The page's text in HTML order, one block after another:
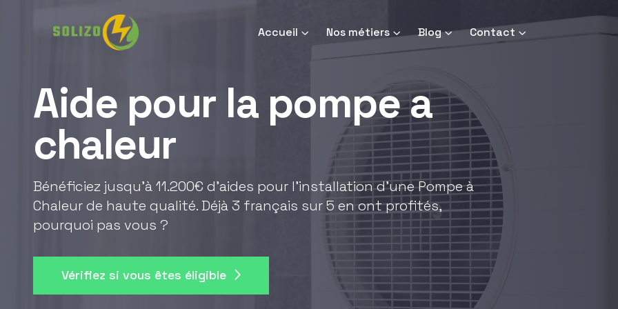
Accueil Nos métiers Blog Contact
Aide pour la pompe a
chaleur
Bénéficiez jusqu'à 11.200€ d'aides pour l'installation d'une Pompe à
Chaleur de haute qualité. Déjà 3 français sur 5 en ont profités,
pourquoi pas vous ?
Vérifiez si vous êtes éligible